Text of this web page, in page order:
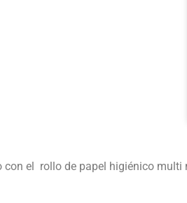
el rollo de papel higiénico